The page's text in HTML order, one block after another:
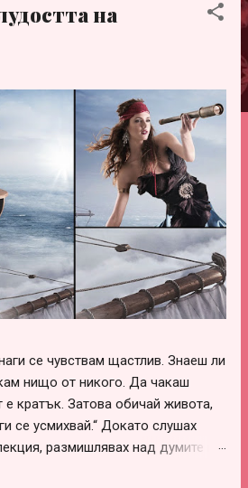
на
се чувствам щастлив. Знаеш ли
нищо от никого. Да чакаш
кратък. Затова обичай живота,
се усмихвай.“ Докато слушах
размишлявах над думите на